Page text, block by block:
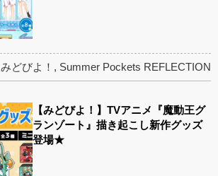
みどびよ！ , Summer Pockets REFLECTION
【みどびよ！】TVアニメ『魔動王グ
ランゾート』描き起こし新作グッズ
登場★